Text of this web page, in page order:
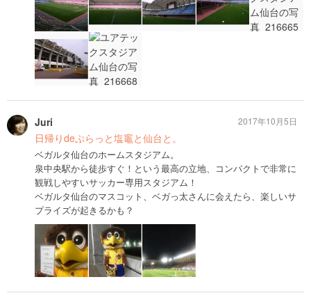
Juri
日帰りdeぷらっと塩竈と仙台と。
ベガルタ仙台のホームスタジアム。
泉中央駅から徒歩すぐ！という最高の立地、コンパクトで非常に
観戦しやすいサッカー専用スタジアム！
ベガルタ仙台のマスコット、ベガっ太さんに会えたら、楽しいサ
プライズが起きるかも？
2017年10月5日